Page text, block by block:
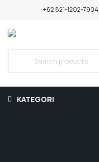
+62 821-1202-7904
KATEGORI